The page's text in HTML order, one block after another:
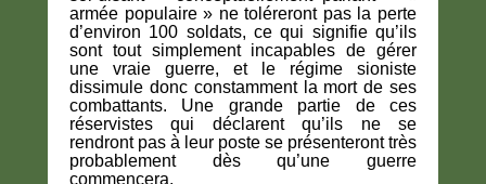
armée populaire » ne toléreront pas la perte
d’environ 100 soldats, ce qui signifie qu’ils
sont tout simplement incapables de gérer
une vraie guerre, et le régime sioniste
dissimule donc constamment la mort de ses
combattants. Une grande partie de ces
réservistes qui déclarent qu’ils ne se
rendront pas à leur poste se présenteront très
probablement dès qu’une guerre
commencera.